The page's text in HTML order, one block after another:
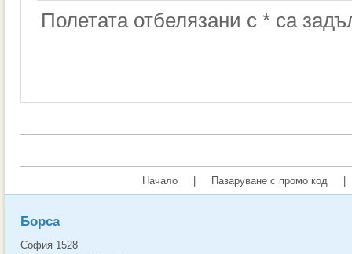
Полетата отбелязани с * са
Начало Пазаруване с промо код
Борса
София 1528